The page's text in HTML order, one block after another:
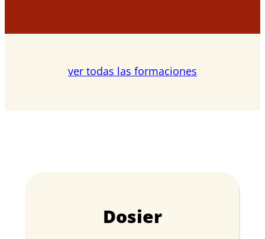
ver todas las formaciones
Dosier